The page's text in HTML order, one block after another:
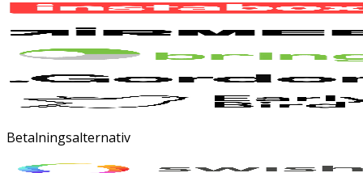
Betalningsalternativ